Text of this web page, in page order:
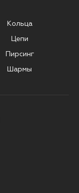
Кольца
Цепи
Пирсинг
Шармы